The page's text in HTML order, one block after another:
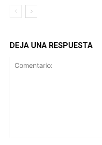
DEJA UNA RESPUESTA